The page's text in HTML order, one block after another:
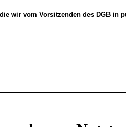
wir vom Vorsitzenden des DGB